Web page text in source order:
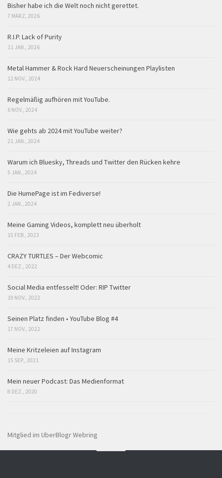
Bisher habe ich die Welt noch nicht gerettet.
7 MÄRZ, 2026
R.I.P. Lack of Purity
11 JAN., 2026
Metal Hammer & Rock Hard Neuerscheinungen Playlisten
12 NOV., 2024
Regelmäßig aufhören mit YouTube.
6 NOV., 2024
Wie gehts ab 2024 mit YouTube weiter?
21 JAN., 2024
Warum ich Bluesky, Threads und Twitter den Rücken kehre
5 JAN., 2024
Die HumePage ist im Fediverse!
2 JAN., 2024
Meine Gaming Videos, komplett neu überholt
15 FEB., 2023
CRAZY TURTLES – Der Webcomic
4 DEZ., 2022
Social Media entfesselt! Oder: RIP Twitter
19 NOV., 2022
Seinen Platz finden • YouTube Blog #4
17 NOV., 2022
Meine Kritzeleien auf Instagram
15 SEP., 2021
Mein neuer Podcast: Das Medienformat
8 DEZ., 2020
Mitglied im UberBlogr Webring